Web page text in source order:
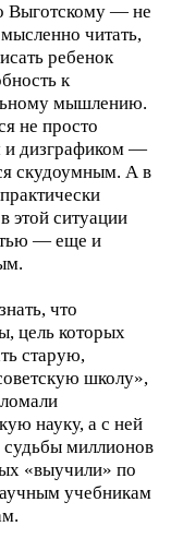
Выготскому — не
читать,
ребенок
к
мышлению.
не просто
и дизграфиком —
скудоумным. А в
этой ситуации
— еще и
что
цель которых
старую,
школу»,
науку, а с ней
миллионов
«выучили» по
учебникам